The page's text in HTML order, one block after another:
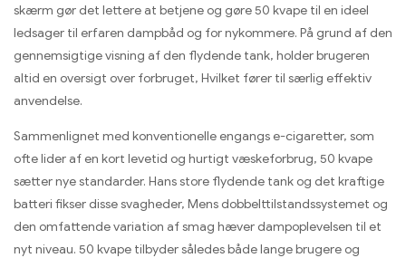
skærm gør det lettere at betjene og gøre 50 kvape til en ideel
ledsager til erfaren dampbåd og for nykommere. På grund af den
gennemsigtige visning af den flydende tank, holder brugeren
altid en oversigt over forbruget, Hvilket fører til særlig effektiv
anvendelse.
Sammenlignet med konventionelle engangs e-cigaretter, som
ofte lider af en kort levetid og hurtigt væskeforbrug, 50 kvape
sætter nye standarder. Hans store flydende tank og det kraftige
batteri fikser disse svagheder, Mens dobbelttilstandssystemet og
den omfattende variation af smag hæver dampoplevelsen til et
nyt niveau. 50 kvape tilbyder således både lange brugere og